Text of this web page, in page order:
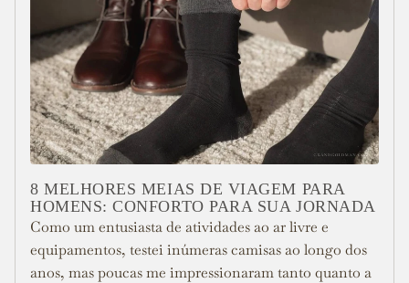
8 MELHORES MEIAS DE VIAGEM PARA
HOMENS: CONFORTO PARA SUA JORNADA
Como um entusiasta de atividades ao ar livre e
equipamentos, testei inúmeras camisas ao longo dos
anos, mas poucas me impressionaram tanto quanto a